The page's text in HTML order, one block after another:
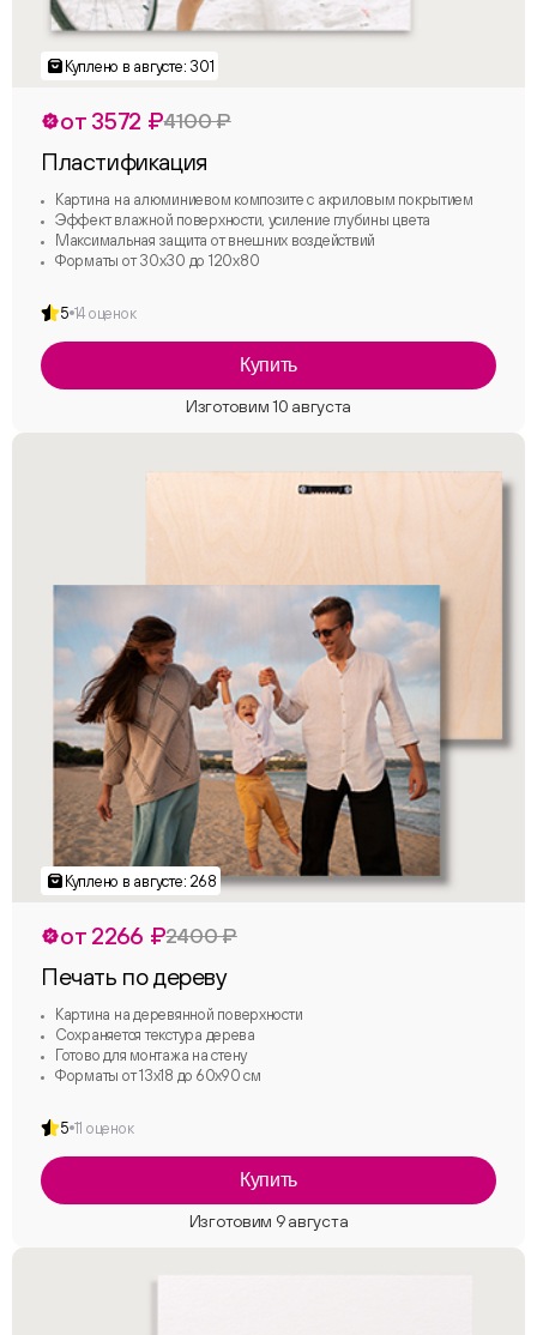
от 3572 ₽4100 ₽
Пластификация
Картина на алюминиевом композите с акриловым покрытием
Эффект влажной поверхности, усиление глубины цвета
Максимальная защита от внешних воздействий
Форматы от 30х30 до 120х80
5 14 оценок
Купить
от 2266 ₽2400 ₽
Печать по дереву
Картина на деревянной поверхности
Сохраняется текстура дерева
Готово для монтажа на стену
Форматы от 13х18 до 60х90 см
5 11 оценок
Купить